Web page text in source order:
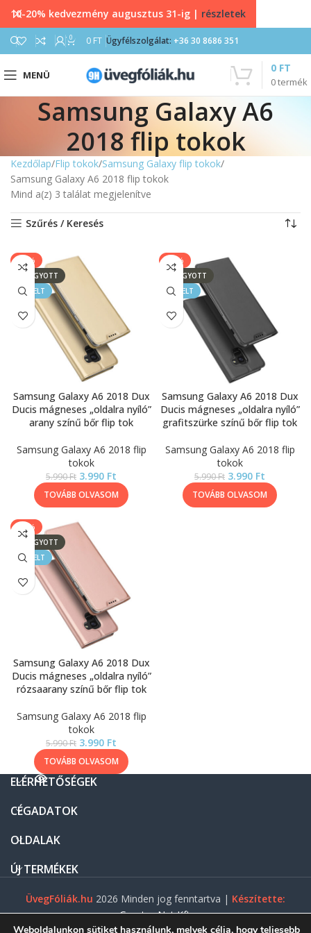
0 0 FT Ügyfélszolgálat: +36 30 8686 351
MENÜ
0termék
0 FT
Samsung Galaxy A6
2018 flip tokok
Kezdőlap Flip tokok Samsung Galaxy flip tokok
Samsung Galaxy A6 2018 flip tokok
Mind a(z) 3 találat megjelenítve
Szűrés / Keresés
-33%
ELFOGYOTT
KIEMELT
Samsung Galaxy A6 2018 Dux
Ducis mágneses „oldalra nyíló”
arany színű bőr flip tok
Samsung Galaxy A6 2018 flip
tokok
5.990Ft 3.990 Ft
TOVÁBB OLVASOM
-33%
ELFOGYOTT
KIEMELT
Samsung Galaxy A6 2018 Dux
Ducis mágneses „oldalra nyíló”
grafitszürke színű bőr flip tok
Samsung Galaxy A6 2018 flip
tokok
5.990Ft 3.990 Ft
TOVÁBB OLVASOM
-33%
ELFOGYOTT
KIEMELT
Samsung Galaxy A6 2018 Dux
Ducis mágneses „oldalra nyíló”
rózsaarany színű bőr flip tok
Samsung Galaxy A6 2018 flip
tokok
5.990Ft 3.990 Ft
TOVÁBB OLVASOM
ELÉRHETŐSÉGEK
CÉGADATOK
OLDALAK
ÚJ TERMÉKEK
ÜvegFóliák.hu 2026 Minden jog fenntartva | Készítette:
Gasztro Net Kft.
10-20% kedvezmény augusztus 31-ig | részletek
Weboldalunkon sütiket használunk, melyek célja, hogy teljesebb